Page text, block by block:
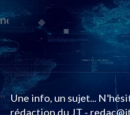
Une info, un sujet...
rédaction du JT -